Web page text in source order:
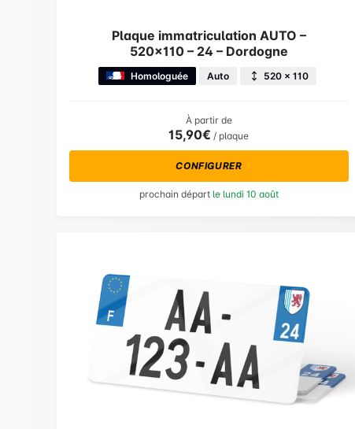
Plaque immatriculation AUTO –
520×110 – 24 – Dordogne
Homologuée Auto 520 × 110
À partir de
15,90€ / plaque
CONFIGURER
prochain départ le lundi 10 août